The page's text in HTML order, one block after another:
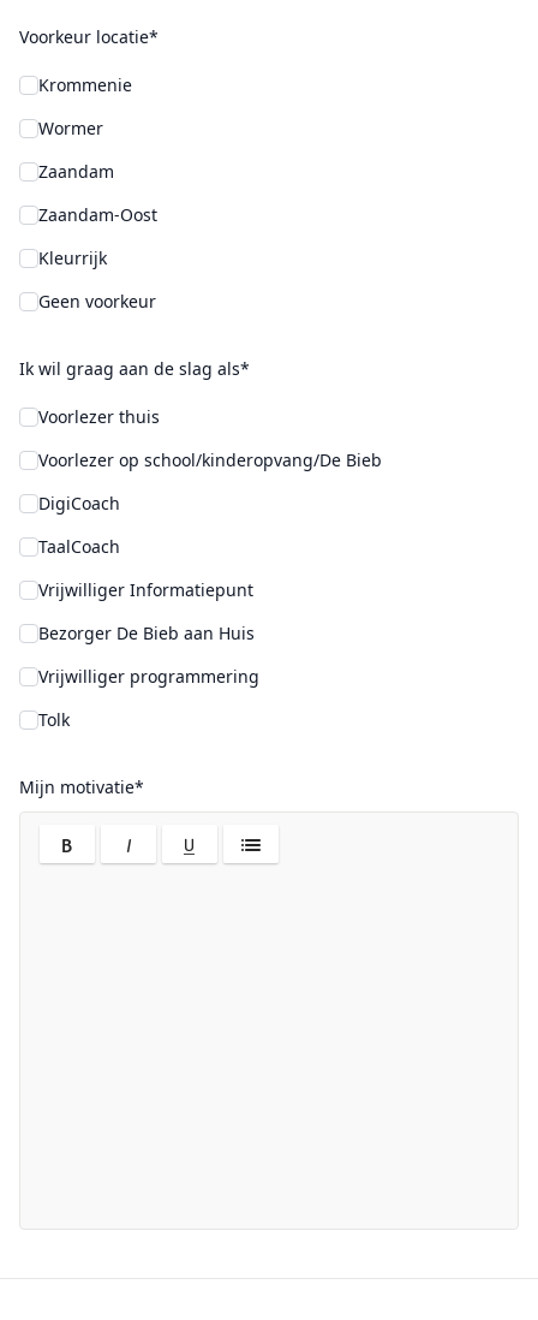
Voorkeur locatie*
Krommenie
Wormer
Zaandam
Zaandam-Oost
Kleurrijk
Geen voorkeur
Ik wil graag aan de slag als*
Voorlezer thuis
Voorlezer op school/kinderopvang/De Bieb
DigiCoach
TaalCoach
Vrijwilliger Informatiepunt
Bezorger De Bieb aan Huis
Vrijwilliger programmering
Tolk
Mijn motivatie*